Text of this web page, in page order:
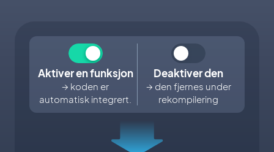
Aktiver en funksjon
→ koden er
automatisk integrert.
Deaktiver den
→ den fjernes under
rekompilering